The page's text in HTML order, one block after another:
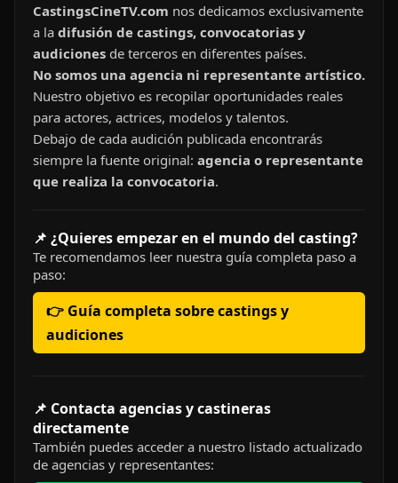
CastingsCineTV.com nos dedicamos exclusivamente
a la difusión de castings, convocatorias y
audiciones de terceros en diferentes países.
No somos una agencia ni representante artístico.
Nuestro objetivo es recopilar oportunidades reales
para actores, actrices, modelos y talentos.
Debajo de cada audición publicada encontrarás
siempre la fuente original: agencia o representante
que realiza la convocatoria.
📌 ¿Quieres empezar en el mundo del casting?
Te recomendamos leer nuestra guía completa paso a
paso:
👉 Guía completa sobre castings y
audiciones
📌 Contacta agencias y castineras
directamente
También puedes acceder a nuestro listado actualizado
de agencias y representantes: